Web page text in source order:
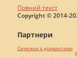
Повний текст
Copyright © 2014-
Партнери
Сережки з діамантами